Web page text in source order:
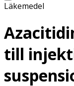
Läkemedel
till